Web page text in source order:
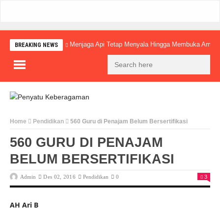
BREAKING NEWS Menjaga Api Tetap Menyala Hingga Membuka
Home Pendidikan 560 Guru di Penajam Belum Bersertifikasi
560 GURU DI PENAJAM
BELUM BERSERTIFIKASI
Admin Des 02, 2016 Pendidikan 0 3
AH Ari B